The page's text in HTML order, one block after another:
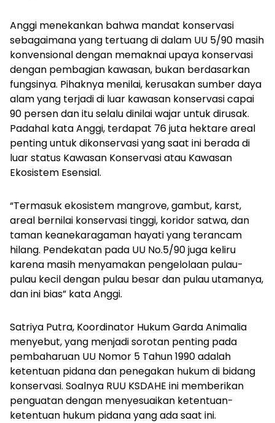
Anggi menekankan bahwa mandat konservasi
sebagaimana yang tertuang di dalam UU 5/90 masih
konvensional dengan memaknai upaya konservasi
dengan pembagian kawasan, bukan berdasarkan
fungsinya. Pihaknya menilai, kerusakan sumber daya
alam yang terjadi di luar kawasan konservasi capai
90 persen dan itu selalu dinilai wajar untuk dirusak.
Padahal kata Anggi, terdapat 76 juta hektare areal
penting untuk dikonservasi yang saat ini berada di
luar status Kawasan Konservasi atau Kawasan
Ekosistem Esensial.
“Termasuk ekosistem mangrove, gambut, karst,
areal bernilai konservasi tinggi, koridor satwa, dan
taman keanekaragaman hayati yang terancam
hilang. Pendekatan pada UU No.5/90 juga keliru
karena masih menyamakan pengelolaan pulau-
pulau kecil dengan pulau besar dan pulau utamanya,
dan ini bias” kata Anggi.
Satriya Putra, Koordinator Hukum Garda Animalia
menyebut, yang menjadi sorotan penting pada
pembaharuan UU Nomor 5 Tahun 1990 adalah
ketentuan pidana dan penegakan hukum di bidang
konservasi. Soalnya RUU KSDAHE ini memberikan
penguatan dengan menyesuaikan ketentuan-
ketentuan hukum pidana yang ada saat ini.